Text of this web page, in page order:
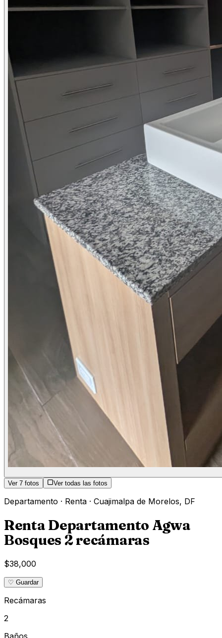
Ver 7 fotos Ver todas las fotos
Departamento · Renta · Cuajimalpa de Morelos, DF
Renta Departamento Agwa
Bosques 2 recámaras
$38,000
♡ Guardar
Recámaras
2